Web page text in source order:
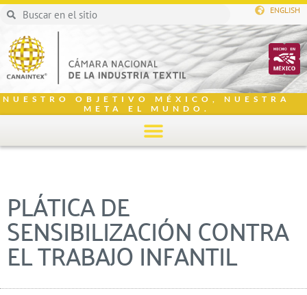
ENGLISH
NUESTRO OBJETIVO MÉXICO, NUESTRA
META EL MUNDO.
PLÁTICA DE
SENSIBILIZACIÓN CONTRA
EL TRABAJO INFANTIL